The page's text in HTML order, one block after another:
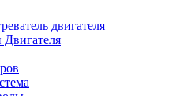
двигателя
Двигателя